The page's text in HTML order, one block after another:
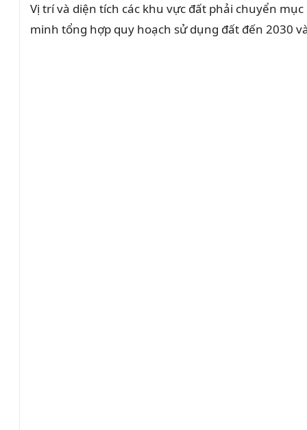
Vị trí và diện tích các khu vực đất phải chuyển
minh tổng hợp quy hoạch sử dụng đất đến 2030